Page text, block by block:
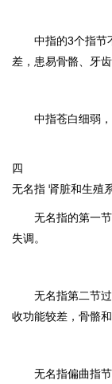
中指的3个指节
差，患易骨骼、牙齿
中指苍白细弱
四
无名指 肾脏和生殖
无名指的第一
失调。
无名指第二节
收功能较差，骨骼
无名指偏曲指